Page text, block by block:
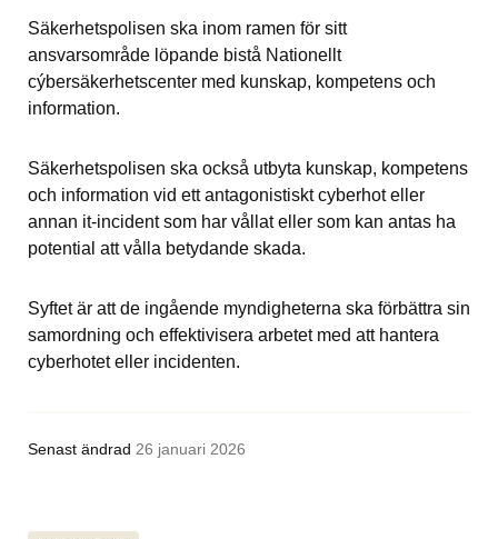
Säkerhetspolisen ska inom ramen för sitt
ansvarsområde löpande bistå Nationellt
cýbersäkerhetscenter med kunskap, kompetens och
information.
Säkerhetspolisen ska också utbyta kunskap, kompetens
och information vid ett antagonistiskt cyberhot eller
annan it-incident som har vållat eller som kan antas ha
potential att vålla betydande skada.
Syftet är att de ingående myndigheterna ska förbättra sin
samordning och effektivisera arbetet med att hantera
cyberhotet eller incidenten.
Senast ändrad 26 januari 2026